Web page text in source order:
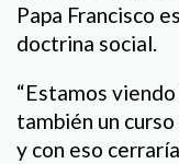
Papa Francisco
doctrina social.
“Estamos
también un
y con eso